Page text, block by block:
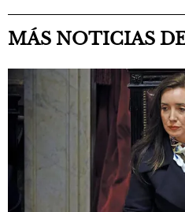
MÁS NOTICIAS